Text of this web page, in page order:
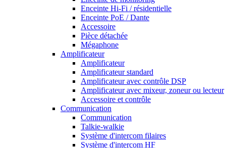
Enceinte Hi-Fi / résidentielle
Enceinte PoE / Dante
Accessoire
Pièce détachée
Mégaphone
Amplificateur
Amplificateur
Amplificateur standard
Amplificateur avec contrôle DSP
Amplificateur avec mixeur, zoneur ou lecteur
Accessoire et contrôle
Communication
Communication
Talkie-walkie
Système d'intercom filaires
Système d'intercom HF